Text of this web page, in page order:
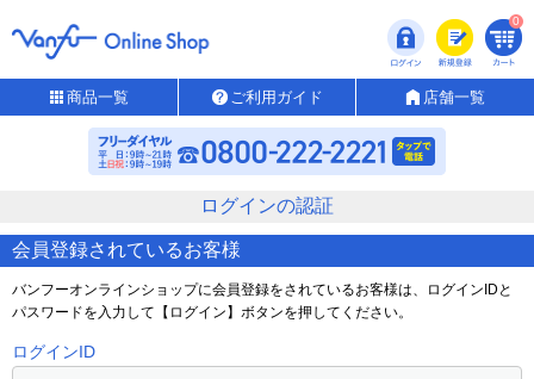
0
商品一覧 ご利用ガイド 店舗一覧
ログインの認証
会員登録されているお客様
バンフーオンラインショップに会員登録をされているお客様は、ログインIDと
パスワードを入力して【ログイン】ボタンを押してください。
ログインID